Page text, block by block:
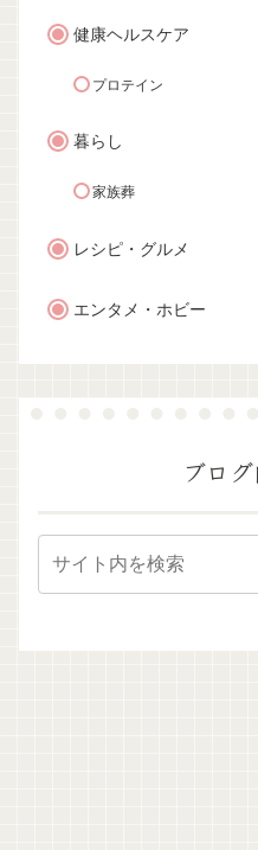
健康ヘルスケア
プロテイン
暮らし
家族葬
レシピ・グルメ
エンタメ・ホビー
ブロ